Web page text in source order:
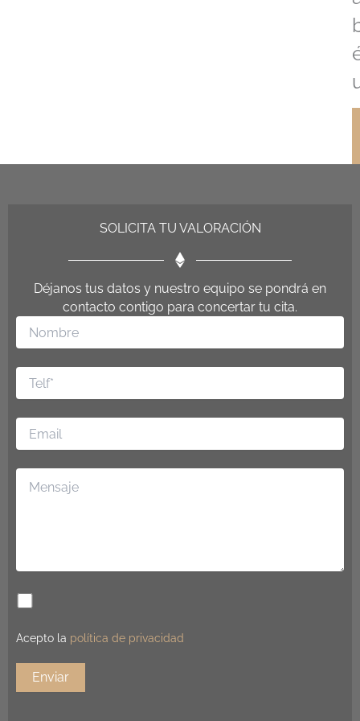
SOLICITA TU VALORACIÓN
Déjanos tus datos y nuestro equipo se pondrá en
contacto contigo para concertar tu cita.
Acepto la política de privacidad